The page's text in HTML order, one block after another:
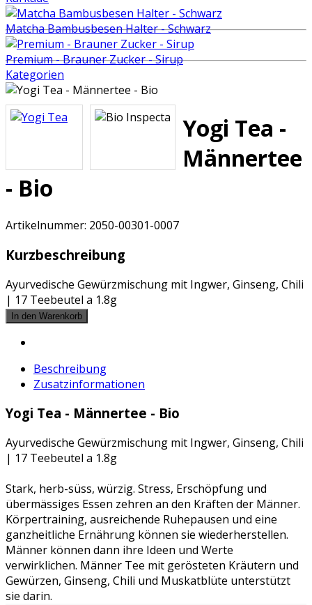
Matcha Bambusbesen Halter - Schwarz
Premium - Brauner Zucker - Sirup
Kategorien
Yogi Tea -
Männertee
- Bio
Artikelnummer: 2050-00301-0007
Kurzbeschreibung
Ayurvedische Gewürzmischung mit Ingwer, Ginseng, Chili
| 17 Teebeutel a 1.8g
Beschreibung
Zusatzinformationen
Yogi Tea - Männertee - Bio
Ayurvedische Gewürzmischung mit Ingwer, Ginseng, Chili
| 17 Teebeutel a 1.8g
Stark, herb-süss, würzig. Stress, Erschöpfung und
übermässiges Essen zehren an den Kräften der Männer.
Körpertraining, ausreichende Ruhepausen und eine
ganzheitliche Ernährung können sie wiederherstellen.
Männer können dann ihre Ideen und Werte
verwirklichen. Männer Tee mit gerösteten Kräutern und
Gewürzen, Ginseng, Chili und Muskatblüte unterstützt
sie darin.